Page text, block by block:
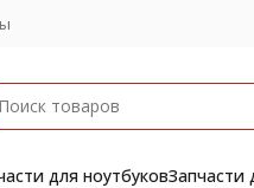
для ноутбуковЗапчасти